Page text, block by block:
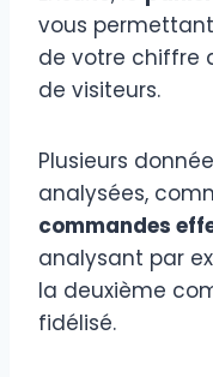
vous
de votre chiffre
de visiteurs.
Plusieurs
analysées,
commandes
analysant par
la deuxième
fidélisé.